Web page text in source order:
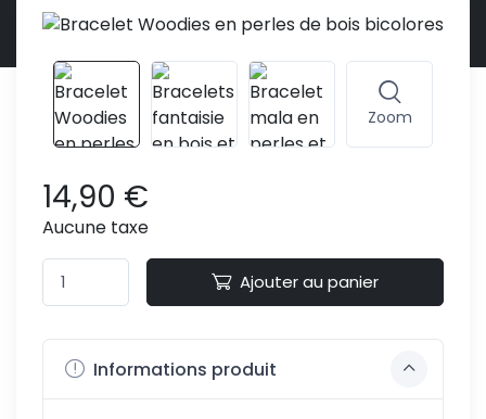
Zoom
14,90 €
Aucune taxe
Ajouter au panier
Informations produit